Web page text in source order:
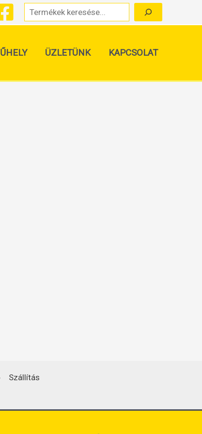
Keresés
ÜZLETÜNK KAPCSOLAT
Szállítás